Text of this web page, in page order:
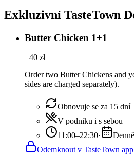
Exkluzivní TasteTown
Butter Chicken 1+1
−40 zł
Order two Butter Chickens and
sides are charged separately).
Obnovuje se za 15 dní
V podniku i s sebou
11:00–22:30· Denně
Odemknout v TasteTown app